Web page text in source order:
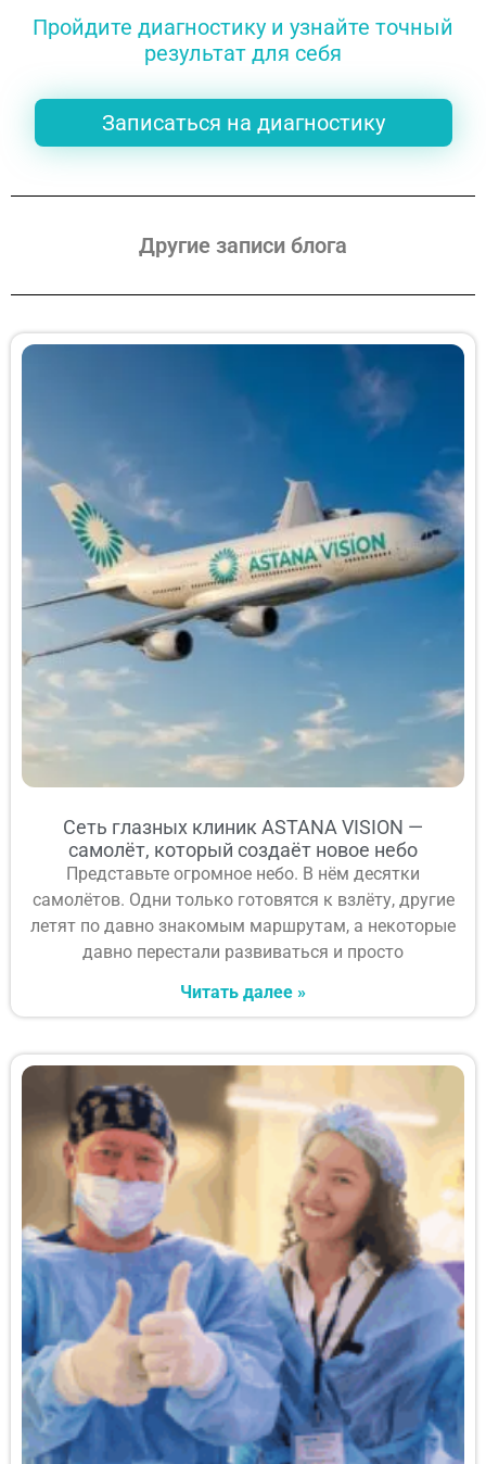
Пройдите диагностику и узнайте точный
результат для себя
Записаться на диагностику
Другие записи блога
Сеть глазных клиник ASTANA VISION —
самолёт, который создаёт новое небо
Представьте огромное небо. В нём десятки
самолётов. Одни только готовятся к взлёту, другие
летят по давно знакомым маршрутам, а некоторые
давно перестали развиваться и просто
Читать далее »